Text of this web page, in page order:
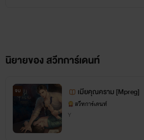
นิยายของ สวีทการ์เดนท์
จบ เมียคุณคราม [Mpreg]
สวีทการ์เดนท์
Y